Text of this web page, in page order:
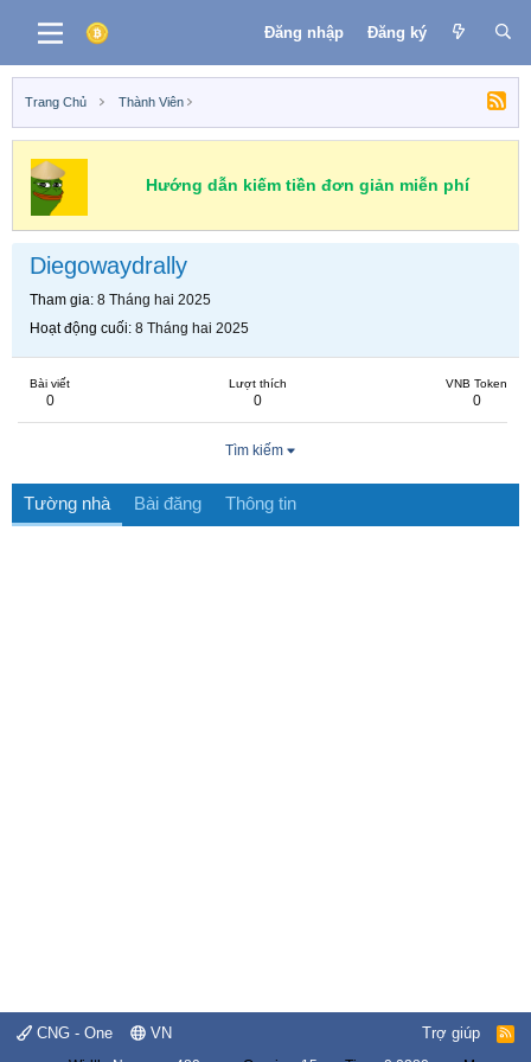
Đăng nhập Đăng ký
Trang Chủ Thành Viên
Hướng dẫn kiếm tiền đơn giản miễn phí
Diegowaydrally
Tham gia 8 Tháng hai 2025
Hoạt động cuối 8 Tháng hai 2025
Bài viết
0
Lượt thích
0
VNB Token
0
Tìm kiếm
Tường nhà Bài đăng Thông tin
CNG - One VN Trợ giúp
R